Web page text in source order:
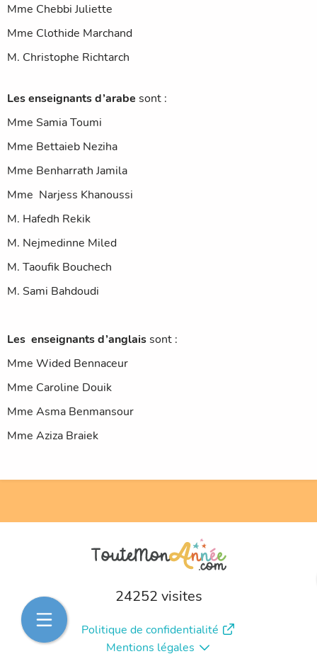
Mme Chebbi Juliette
Mme Clothide Marchand
M. Christophe Richtarch
Les enseignants d’arabe sont :
Mme Samia Toumi
Mme Bettaieb Neziha
Mme Benharrath Jamila
Mme Narjess Khanoussi
M. Hafedh Rekik
M. Nejmedinne Miled
M. Taoufik Bouchech
M. Sami Bahdoudi
Les enseignants d’anglaissont :
Mme Wided Bennaceur
Mme Caroline Douik
Mme Asma Benmansour
Mme Aziza Braiek
24252 visites
Politique de confidentialité
Mentions légales